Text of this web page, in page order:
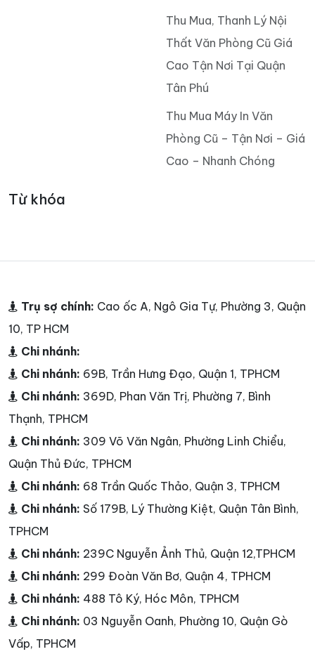
Thu Mua, Thanh Lý Nội
Thất Văn Phòng Cũ Giá
Cao Tận Nơi Tại Quận
Tân Phú
Thu Mua Máy In Văn
Phòng Cũ – Tận Nơi – Giá
Cao – Nhanh Chóng
Từ khóa
Trụ sợ chính: Cao ốc A, Ngô Gia Tự, Phường 3, Quận
10, TP HCM
Chi nhánh:
Chi nhánh: 69B, Trần Hưng Đạo, Quận 1, TPHCM
Chi nhánh: 369D, Phan Văn Trị, Phường 7, Bình
Thạnh, TPHCM
Chi nhánh: 309 Võ Văn Ngân, Phường Linh Chiểu,
Quận Thủ Đức, TPHCM
Chi nhánh: 68 Trần Quốc Thảo, Quận 3, TPHCM
Chi nhánh: Số 179B, Lý Thường Kiệt, Quận Tân Bình,
TPHCM
Chi nhánh: 239C Nguyễn Ảnh Thủ, Quận 12,TPHCM
Chi nhánh: 299 Đoàn Văn Bơ, Quận 4, TPHCM
Chi nhánh: 488 Tô Ký, Hóc Môn, TPHCM
Chi nhánh: 03 Nguyễn Oanh, Phường 10, Quận Gò
Vấp, TPHCM